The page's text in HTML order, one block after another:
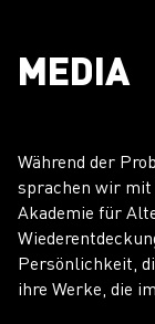
MEDIA
Während der
sprachen wir mit
Akademie für
Persönlichkeit,
ihre Werke, die